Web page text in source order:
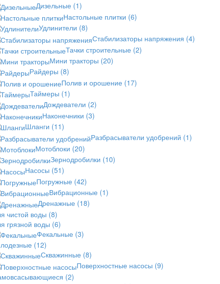
Дизельные (1)
Настольные плитки (6)
Удлинители (8)
Стабилизаторы напряжения (4)
Тачки строительные (2)
Мини тракторы (20)
Райдеры (8)
Полив и орошение (17)
Таймеры (1)
Дождеватели (2)
Наконечники (3)
Шланги (11)
Разбрасыватели удобрений (1)
Мотоблоки (20)
Зернодробилки (10)
Насосы (51)
Погружные (42)
Вибрационные (1)
Дренажные (18)
чистой воды (8)
грязной воды (6)
Фекальные (3)
(12)
Скважинные (8)
Поверхностные насосы (9)
(2)